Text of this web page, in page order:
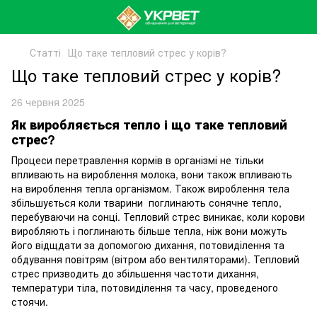
Статті Що таке тепловий стрес у корів?
Що таке тепловий стрес у корів?
26 червня 2025
Як виробляється тепло і що таке тепловий
стрес?
Процеси перетравлення кормів в організмі не тільки
впливають на вироблення молока, вони також впливають
на вироблення тепла організмом. Також вироблення тела
збільшується коли тварини поглинають сонячне тепло,
перебуваючи на сонці. Тепловий стрес виникає, коли корови
виробляють і поглинають більше тепла, ніж вони можуть
його відщдати за допомогою дихання, потовиділення та
обдування повітрям (вітром або вентиляторами). Тепловий
стрес призводить до збільшення частоти дихання,
температури тіла, потовиділення та часу, проведеного
стоячи.